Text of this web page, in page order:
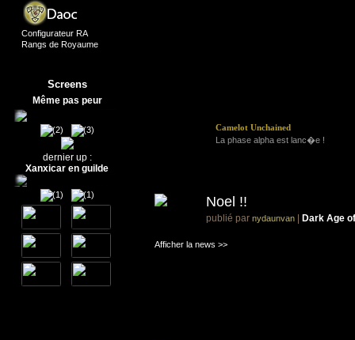
Configurateur RA
Rangs de Royaume
Screens
Même pas peur
(2) (3)
dernier up :
Xanxicar en guilde
(1) (1)
Camelot Unchained
La phase alpha est lanc�e !
Noel !!
publié par nydaunvan Dark Age
Afficher la news >>